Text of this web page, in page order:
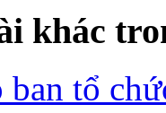
khác
ban tổ